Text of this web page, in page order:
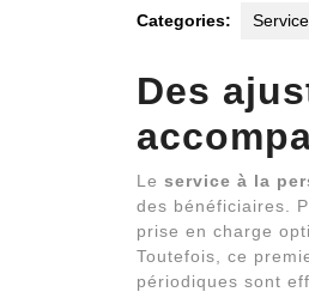
Categories:
Des
Le service à la
des bénéficiaires.
prise en charge
Toutefois, ce
périodiques sont